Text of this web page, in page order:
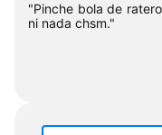
"Pinche bola de
ni nada chsm."